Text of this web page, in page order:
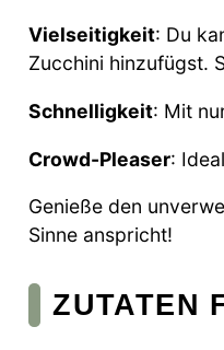
Vielseitigkeit: Du
Zucchini hinzufügst.
Schnelligkeit: Mit
Crowd-Pleaser:
Genieße den
Sinne anspricht!
ZUTATEN